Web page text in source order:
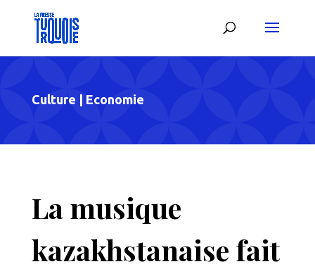
Culture Economie
La musique
kazakhstanaise fait